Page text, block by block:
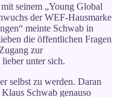
seinem „Young Global
der WEF-Hausmarke
meinte Schwab in
die öffentlichen Fragen
zur
unter sich.
selbst zu werden. Daran
Schwab genauso